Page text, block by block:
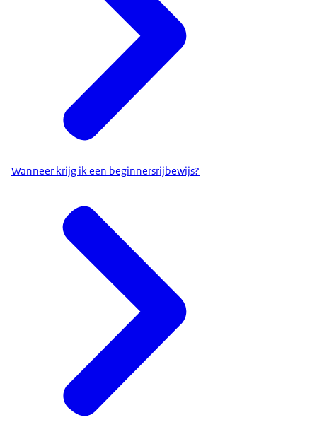
Wanneer krijg ik een beginnersrijbewijs?